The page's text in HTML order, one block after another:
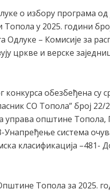
о избору програма од
у 2025. години
Одлуке – Комисије за
цркве и верске
конкурса обезбеђена
СО Топола” број 22/
управа општине
Унапређење система
класификација –481-
Топола за 2025.